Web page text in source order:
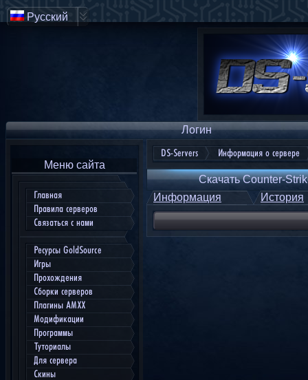
Логин
Меню сайта
Главная
Правила серверов
Связаться с нами
Ресурсы GoldSource
Игры
Прохождения
Сборки серверов
Плагины AMXX
Модификации
Программы
Туториалы
Для сервера
Скины
DS-Servers Информация о сервере
Скачать Counter-
Информация
История
Русский